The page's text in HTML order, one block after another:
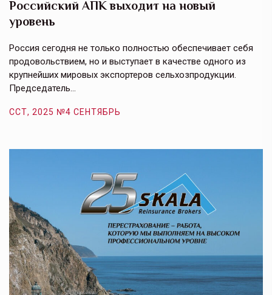
Российский АПК выходит на новый
уровень
Россия сегодня не только полностью обеспечивает себя
продовольствием, но и выступает в качестве одного из
крупнейших мировых экспортеров сельхозпродукции.
Председатель…
ССТ, 2025 №4 СЕНТЯБРЬ